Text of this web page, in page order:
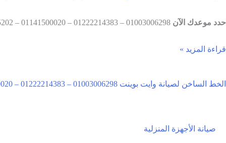
حدد موعدك الآن
قراءة المزيد »
الخط الساخن لصيانة وايت بوينت 01003006298 – 01222214383 – 01141500020 – 0233175202
صيانة الأجهزة المنزلية